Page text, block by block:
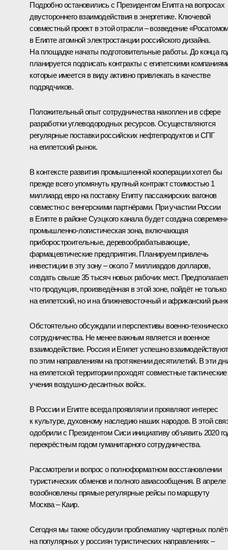
Подробно остановились с Президентом Египта на вопросах
двустороннего взаимодействия в энергетике. Ключевой
совместный проект в этой отрасли – возведение
в Египте атомной электростанции российского дизайна.
На площадке начаты подготовительные работы. До конца
планируется подписать контракты с египетскими
которые имеется в виду активно привлекать в качестве
подрядчиков.
Положительный опыт сотрудничества накоплен и в сфере
разработки углеводородных ресурсов. Осуществляются
регулярные поставки российских нефтепродуктов и СПГ
на египетский рынок.
В контексте развития промышленной кооперации хотел бы
прежде всего упомянуть крупный контракт стоимостью 1
миллиард евро на поставку Египту пассажирских вагонов
совместно с венгерскими партнёрами. При участии России
в Египте в районе Суэцкого канала будет создана
промышленно-логистическая зона, включающая
приборостроительные, деревообрабатывающие,
фармацевтические предприятия. Планируем привлечь
инвестиции в эту зону – около 7 миллиардов долларов,
создать свыше 35 тысяч новых рабочих мест.
что продукция, произведённая в этой зоне, пойдёт не только
на египетский, но и на ближневосточный и африканский
Обстоятельно обсуждали и перспективы военно-
сотрудничества. Не менее важным является и военное
взаимодействие. Россия и Египет успешно взаимодействуют
по этим направлениям на протяжении десятилетий. В эти
на египетской территории проходят совместные тактические
учения воздушно-десантных войск.
В России и Египте всегда проявляли и проявляют интерес
к культуре, духовному наследию наших народов. В этой
одобрили с Президентом Сиси инициативу объявить 2020
перекрёстным годом гуманитарного сотрудничества.
Рассмотрели и вопрос о полноформатном восстановлении
туристических обменов и полного авиасообщения. В апреле
возобновлены прямые регулярные рейсы по маршруту
Москва – Каир.
Сегодня мы также обсудили проблематику чартерных
на популярных у россиян туристических направлениях –